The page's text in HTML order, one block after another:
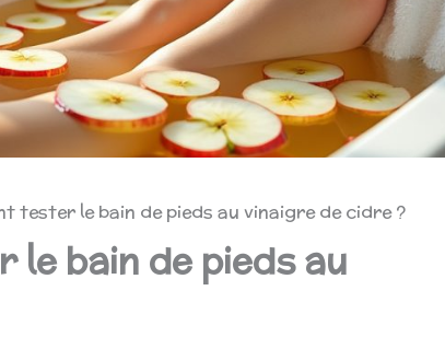
tester le bain de pieds au vinaigre de cidre ?
bain de pieds au